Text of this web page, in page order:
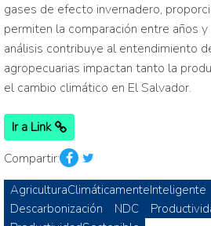
gases de efecto invernadero,
permiten la comparación entre años
análisis contribuye al entendimiento
agropecuarias impactan tanto la
el cambio climático en El Salvador.
Ir a Link
Compartir:
AgriculturaClimáticamenteInteligente
Descarbonización
NDC